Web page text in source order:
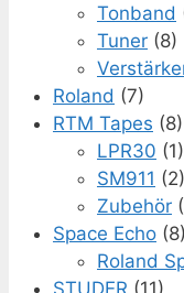
Tonband
Tuner (8)
Roland (7)
RTM Tapes (8)
LPR30 (1)
SM911 (2)
Zubehör
Space Echo (8)
Roland
STUDER (11)